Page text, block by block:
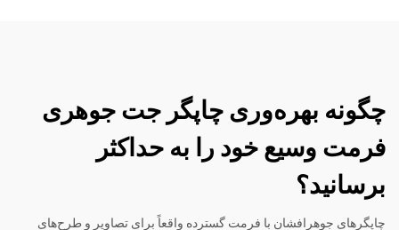
چگونه بهره‌وری چاپگر جت جوهری
فرمت وسیع خود را به حداکثر
برسانید؟
چاپگرهای جوهرافشان با فرمت گسترده واقعاً برای تصاویر و طرح‌های